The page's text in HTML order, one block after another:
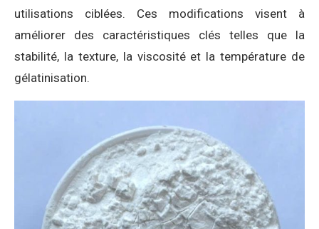
utilisations ciblées. Ces modifications visent à
améliorer des caractéristiques clés telles que la
stabilité, la texture, la viscosité et la température de
gélatinisation.